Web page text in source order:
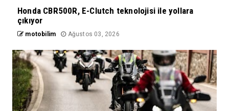
Honda CBR500R, E-Clutch teknolojisi ile yollara
çıkıyor
motobilim Ağustos 03, 2026